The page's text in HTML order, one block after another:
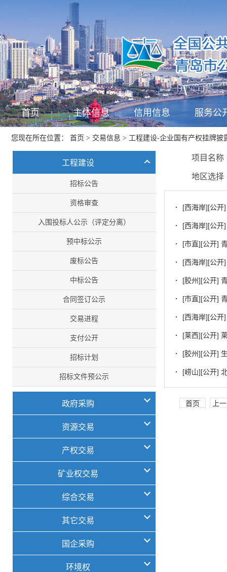
首页 主体信息 信用信息 服务公
您现在所在位置： 首页 > 交易信息 > 工程建设-企业国有产权挂牌披
工程建设
招标公告
资格审查
入围投标人公示（评定分离）
预中标公示
废标公告
中标公告
合同签订公示
交易进程
支付公开
招标计划
招标文件预公示
政府采购
资源交易
产权交易
矿业权交易
综合交易
其它交易
国企采购
环境权
项目名
地区选
· [西海岸][公开
· [西海岸][公开
· [市直][公开]
· [西海岸][公开
· [胶州][公开]
· [市直][公开]
· [西海岸][公开
· [莱西][公开]
· [胶州][公开]
· [崂山][公开]
首页 上